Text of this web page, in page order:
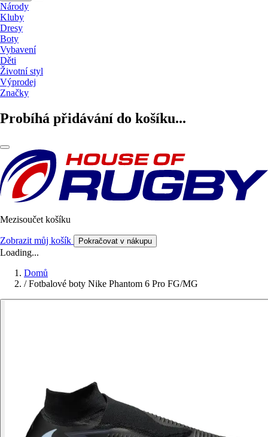
Národy
Kluby
Dresy
Boty
Vybavení
Děti
Životní styl
Výprodej
Značky
Probíhá přidávání do košíku...
Mezisoučet košíku
Zobrazit můj košík Pokračovat v nákupu
Loading...
Domů
/ Fotbalové boty Nike Phantom 6 Pro FG/MG